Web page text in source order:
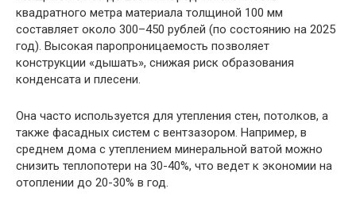
квадратного метра материала толщиной 100 мм
составляет около 300–450 рублей (по состоянию на 2025
год). Высокая паропроницаемость позволяет
конструкции «дышать», снижая риск образования
конденсата и плесени.
Она часто используется для утепления стен, потолков, а
также фасадных систем с вентзазором. Например, в
среднем дома с утеплением минеральной ватой можно
снизить теплопотери на 30-40%, что ведет к экономии на
отоплении до 20-30% в год.